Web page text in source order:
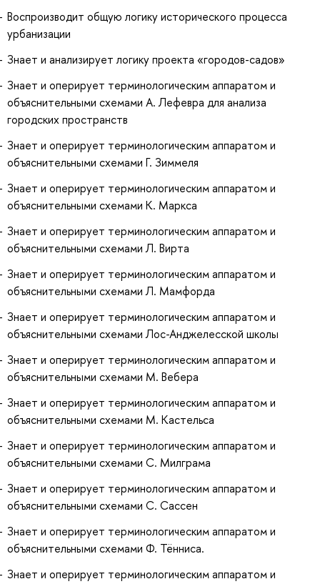
Воспроизводит общую логику исторического процесса
урбанизации
Знает и анализирует логику проекта «городов-садов»
Знает и оперирует терминологическим аппаратом и
объяснительными схемами А. Лефевра для анализа
городских пространств
Знает и оперирует терминологическим аппаратом и
объяснительными схемами Г. Зиммеля
Знает и оперирует терминологическим аппаратом и
объяснительными схемами К. Маркса
Знает и оперирует терминологическим аппаратом и
объяснительными схемами Л. Вирта
Знает и оперирует терминологическим аппаратом и
объяснительными схемами Л. Мамфорда
Знает и оперирует терминологическим аппаратом и
объяснительными схемами Лос-Анджелесской школы
Знает и оперирует терминологическим аппаратом и
объяснительными схемами М. Вебера
Знает и оперирует терминологическим аппаратом и
объяснительными схемами М. Кастельса
Знает и оперирует терминологическим аппаратом и
объяснительными схемами С. Милграма
Знает и оперирует терминологическим аппаратом и
объяснительными схемами С. Сассен
Знает и оперирует терминологическим аппаратом и
объяснительными схемами Ф. Тённиса.
Знает и оперирует терминологическим аппаратом и